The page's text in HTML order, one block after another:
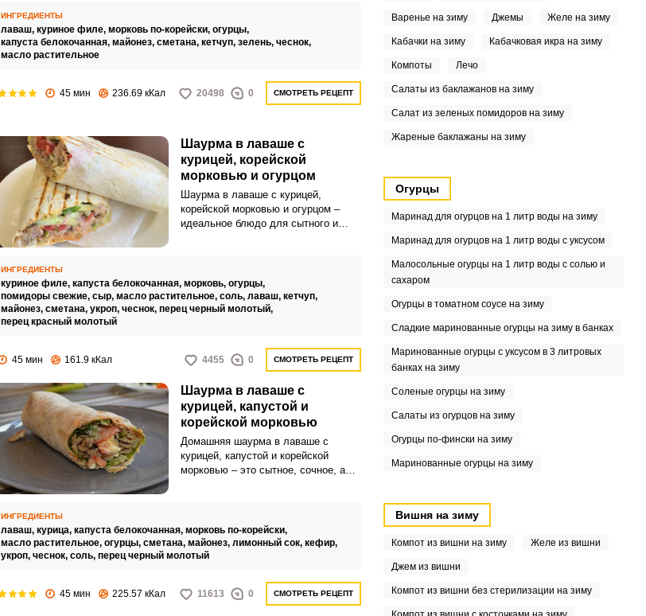
ИНГРЕДИЕНТЫ
лаваш, куриное филе, морковь по-корейски, огурцы,
капуста белокочанная, майонез, сметана, кетчуп, зелень, чеснок,
масло растительное
45 мин 236.69 кКал 20498 0 СМОТРЕТЬ РЕЦЕПТ
Шаурма в лаваше с
курицей, корейской
морковью и огурцом
Шаурма в лаваше с курицей,
корейской морковью и огурцом –
идеальное блюдо для сытного и
шаурма очень полезная, и все
продукты в ней проверенные и
безопасные!
ИНГРЕДИЕНТЫ
куриное филе, капуста белокочанная, морковь, огурцы,
помидоры свежие, сыр, масло растительное, соль, лаваш, кетчуп,
майонез, сметана, укроп, чеснок, перец черный молотый,
перец красный молотый
45 мин 161.9 кКал 4455 0 СМОТРЕТЬ РЕЦЕПТ
Шаурма в лаваше с
курицей, капустой и
корейской морковью
Домашняя шаурма в лаваше с
курицей, капустой и корейской
морковью – это сытное, сочное, а
семейного меню. Побалуйте родных
их любимым блюдом!
ИНГРЕДИЕНТЫ
лаваш, курица, капуста белокочанная, морковь по-корейски,
масло растительное, огурцы, сметана, майонез, лимонный сок, кефир,
укроп, чеснок, соль, перец черный молотый
45 мин 225.57 кКал 11613 0 СМОТРЕТЬ РЕЦЕПТ
Варенье на зиму Джемы Желе на зиму
Кабачки на зиму Кабачковая икра на зиму
Компоты Лечо
Салаты из баклажанов на зиму
Салат из зеленых помидоров на зиму
Жареные баклажаны на зиму
Огурцы
Маринад для огурцов на 1 литр воды на зиму
Маринад для огурцов на 1 литр воды с уксусом
Малосольные огурцы на 1 литр воды с солью и
сахаром
Огурцы в томатном соусе на зиму
Сладкие маринованные огурцы на зиму в банках
Маринованные огурцы с уксусом в 3 литровых
банках на зиму
Соленые огурцы на зиму
Салаты из огурцов на зиму
Огурцы по-фински на зиму
Маринованные огурцы на зиму
Вишня на зиму
Компот из вишни на зиму Желе из вишни
Джем из вишни
Компот из вишни без стерилизации на зиму